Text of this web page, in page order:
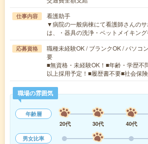
仕事内容
看護助手
▼病院の一般病棟にて看護師さんの
は、・器具の洗浄・ベットメイキン
応募資格
職種未経験OK / ブランクOK / パソコ
要
■無資格・未経験OK！■年齢・学歴不
以上採用予定！■履歴書不要■社会保
職場の雰囲気
年齢層
20代
30代 40代
男女比率